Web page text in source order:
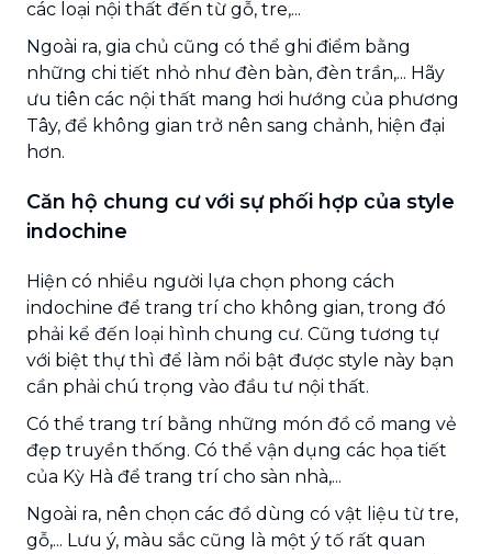
các loại nội thất đến từ gỗ, tre,...
Ngoài ra, gia chủ cũng có thể ghi điểm bằng
những chi tiết nhỏ như đèn bàn, đèn trần,... Hãy
ưu tiên các nội thất mang hơi hướng của phương
Tây, để không gian trở nên sang chảnh, hiện đại
hơn.
Căn hộ chung cư với sự phối hợp của style
indochine
Hiện có nhiều người lựa chọn phong cách
indochine để trang trí cho không gian, trong đó
phải kể đến loại hình chung cư. Cũng tương tự
với biệt thự thì để làm nổi bật được style này bạn
cần phải chú trọng vào đầu tư nội thất.
Có thể trang trí bằng những món đồ cổ mang vẻ
đẹp truyền thống. Có thể vận dụng các họa tiết
của Kỳ Hà để trang trí cho sàn nhà,...
Ngoài ra, nên chọn các đồ dùng có vật liệu từ tre,
gỗ,... Lưu ý, màu sắc cũng là một ý tố rất quan